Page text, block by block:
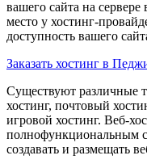
вашего сайта на
место у хостинг-
доступность вашего
Заказать хостинг в
Существуют различные
хостинг, почтовый
игровой хостинг. Веб-
полнофункциональным
создавать и размещать